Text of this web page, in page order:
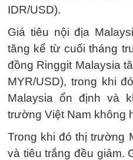
IDR/USD).
Giá tiêu nội địa
tăng kể từ cuối tháng
đồng Ringgit Malaysia
MYR/USD), trong khi
Malaysia ổn định và
trường Việt Nam không
Trong khi đó thị trường
và tiêu trắng đều giảm.